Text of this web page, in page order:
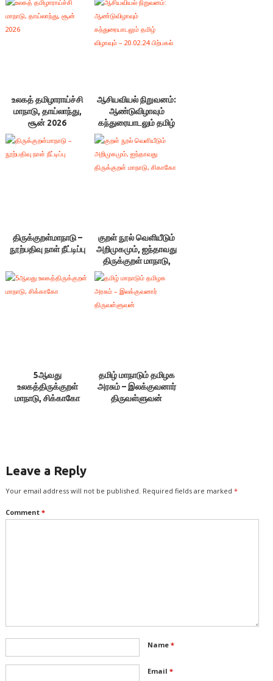
உலகத் தமிழாராய்ச்சி
மாநாடு, தாய்லாந்து,
சூன் 2026
ஆசியவியல் நிறுவனம்:
ஆண்டுவிழாவும்
கந்துரையாடலும் தமிழ்
விழாவும் – 20.02.24
பிற்பகல்
திருக்குறள்மாநாடு –
நூற்பதிவு நாள் நீட்டிப்பு
குறள் நூல் வெளியீடும்
அறிமுகமும், ஐந்தாவது
திருக்குறள் மாநாடு,
5ஆவது
உலகத்திருக்குறள்
மாநாடு, சிக்காகோ
தமிழ் மாநாடும் தமிழக
அரசும் – இலக்குவனார்
திருவள்ளுவன்
Leave a Reply
Your email address will not be published. Required fields are marked *
Comment *
Name *
Email *